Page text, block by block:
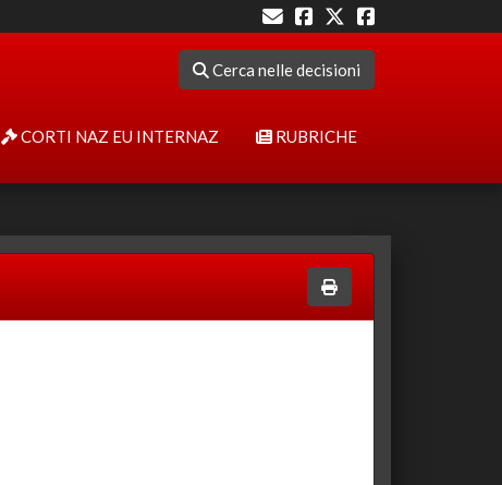
Cerca nelle decisioni
CORTI NAZ EU INTERNAZ RUBRICHE